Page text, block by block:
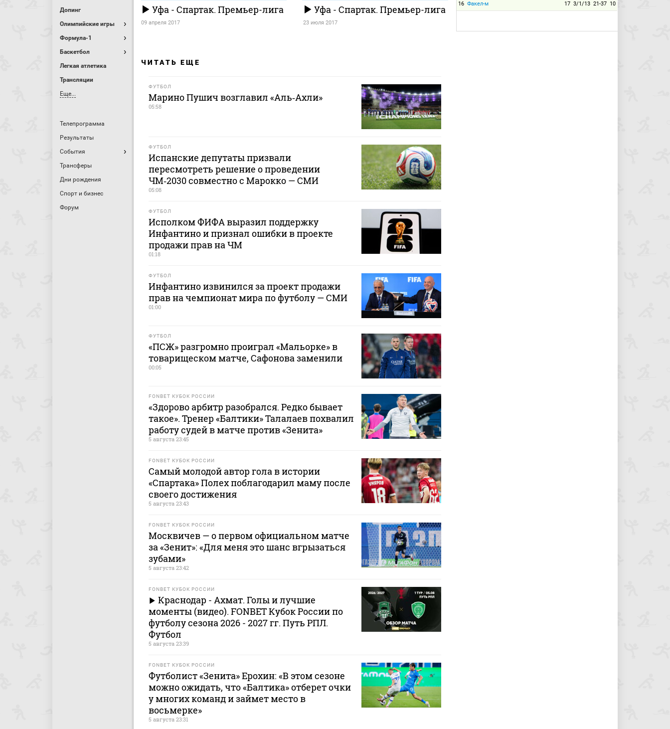
Допинг
Олимпийские игры
Формула-1
Баскетбол
Легкая атлетика
Трансляции
Еще...
Телепрограмма
Результаты
События
Трансферы
Дни рождения
Спорт и бизнес
Форум
Уфа - Спартак. Премьер-лига
09 апреля 2017
Уфа - Спартак. Премьер-лига
23 июля 2017
ЧИТАТЬ ЕЩЕ
ФУТБОЛ
Марино Пушич возглавил «Аль‑Ахли»
05:58
ФУТБОЛ
Испанские депутаты призвали
пересмотреть решение о проведении
ЧМ‑2030 совместно с Марокко — СМИ
05:08
ФУТБОЛ
Исполком ФИФА выразил поддержку
Инфантино и признал ошибки в проекте
продажи прав на ЧМ
01:18
ФУТБОЛ
Инфантино извинился за проект продажи
прав на чемпионат мира по футболу — СМИ
01:00
ФУТБОЛ
«ПСЖ» разгромно проиграл «Мальорке» в
товарищеском матче, Сафонова заменили
00:05
FONBET КУБОК РОССИИ
«Здорово арбитр разобрался. Редко бывает
такое». Тренер «Балтики» Талалаев похвалил
работу судей в матче против «Зенита»
5 августа 23:45
FONBET КУБОК РОССИИ
Самый молодой автор гола в истории
«Спартака» Полех поблагодарил маму после
своего достижения
5 августа 23:43
FONBET КУБОК РОССИИ
Москвичев — о первом официальном матче
за «Зенит»: «Для меня это шанс вгрызаться
зубами»
5 августа 23:42
FONBET КУБОК РОССИИ
Краснодар - Ахмат. Голы и лучшие
моменты (видео). FONBET Кубок России по
футболу сезона 2026 - 2027 гг. Путь РПЛ.
Футбол
5 августа 23:39
FONBET КУБОК РОССИИ
Футболист «Зенита» Ерохин: «В этом сезоне
можно ожидать, что «Балтика» отберет очки
у многих команд и займет место в
восьмерке»
5 августа 23:31
16 Факел-м 17 3/1/13 21-37 10